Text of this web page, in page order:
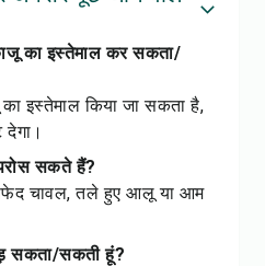
का इस्तेमाल कर सकता/
इस्तेमाल किया जा सकता है,
सकते हैं?
चावल, तले हुए आलू या आम
सकता/सकती हूं?